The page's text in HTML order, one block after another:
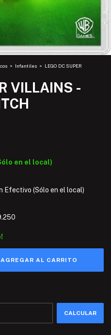
> Infantiles > LEGO DC SUPER
VILLAINS -
en el local)
Efectivo (Sólo en el local)
CALCULAR